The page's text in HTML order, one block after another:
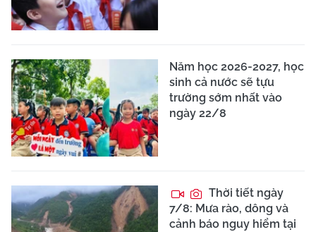
Năm học 2026-2027, học
sinh cả nước sẽ tựu
trường sớm nhất vào
ngày 22/8
Thời tiết ngày
7/8: Mưa rào, dông và
cảnh báo nguy hiểm tại